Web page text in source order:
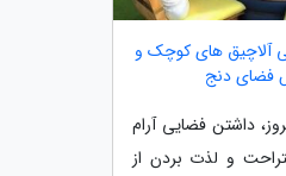
آلاچیق های کوچک و
فضای دنج
داشتن فضایی آرام
و لذت بردن از